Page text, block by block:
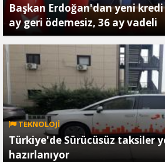
Başkan Erdoğan'dan yeni
ay geri ödemesiz, 36 ay vadeli
TEKNOLOJİ
Türkiye'de Sürücüsüz taksiler
hazırlanıyor